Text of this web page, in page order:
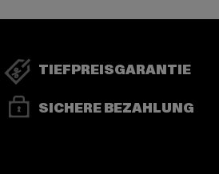
TIEFPREISGARANTIE
SICHERE BEZAHLUNG